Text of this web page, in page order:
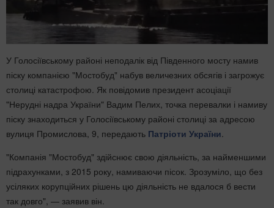
У Голосіївському районі неподалік від Південного мосту намив
піску компанією "Мостобуд" набув величезних обсягів і загрожує
столиці катастрофою. Як повідомив президент асоціації
"Нерудні надра України" Вадим Пелих, точка перевалки і намиву
піску знаходиться у Голосіївському районі столиці за адресою
вулиця Промислова, 9, передають Патріоти України.
"Компанія "Мостобуд" здійснює свою діяльність, за найменшими
підрахунками, з 2015 року, намиваючи пісок. Зрозуміло, що без
усіляких корупційних рішень цю діяльність не вдалося б вести
так довго", — заявив він.